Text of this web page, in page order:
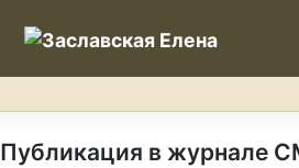
Публикация в журнале